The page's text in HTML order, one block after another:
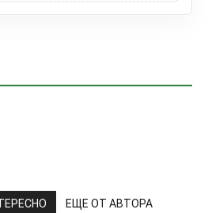
ЕЩЕ ОТ АВТОРА